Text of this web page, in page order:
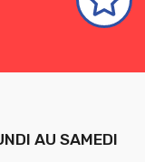
AU SAMEDI